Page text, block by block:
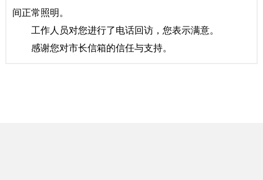
间正常照明。
工作人员对您进行了电话回访，您表示满意。
感谢您对市长信箱的信任与支持。